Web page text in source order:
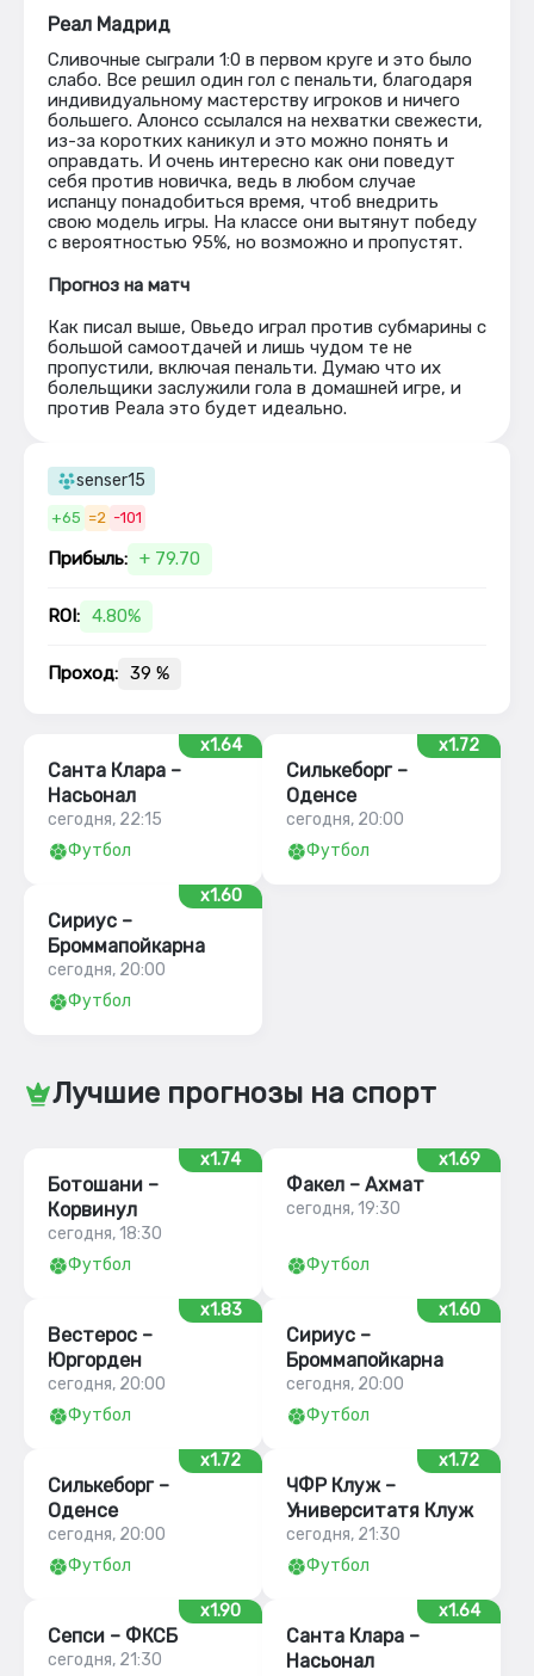
Реал Мадрид
Сливочные сыграли 1:0 в первом круге и это было
слабо. Все решил один гол с пенальти, благодаря
индивидуальному мастерству игроков и ничего
большего. Алонсо ссылался на нехватки свежести,
из-за коротких каникул и это можно понять и
оправдать. И очень интересно как они поведут
себя против новичка, ведь в любом случае
испанцу понадобиться время, чтоб внедрить
свою модель игры. На классе они вытянут победу
с вероятностью 95%, но возможно и пропустят.
Прогноз на матч
Как писал выше, Овьедо играл против субмарины с
большой самоотдачей и лишь чудом те не
пропустили, включая пенальти. Думаю что их
болельщики заслужили гола в домашней игре, и
против Реала это будет идеально.
senser15
+65 =2 -101
Прибыль: + 79.70
ROI: 4.80%
Проход: 39 %
x1.64
Санта Клара –
Насьонал
сегодня, 22:15
Футбол
x1.72
Силькеборг –
Оденсе
сегодня, 20:00
Футбол
x1.60
Сириус –
Броммапойкарна
сегодня, 20:00
Футбол
Лучшие прогнозы на спорт
x1.74
Ботошани –
Корвинул
сегодня, 18:30
Футбол
x1.69
Факел – Ахмат
сегодня, 19:30
Футбол
x1.83
Вестерос –
Юргорден
сегодня, 20:00
Футбол
x1.60
Сириус –
Броммапойкарна
сегодня, 20:00
Футбол
x1.72
Силькеборг –
Оденсе
сегодня, 20:00
Футбол
x1.72
ЧФР Клуж –
Университатя Клуж
сегодня, 21:30
Футбол
x1.90
Сепси – ФКСБ
сегодня, 21:30
x1.64
Санта Клара –
Насьонал